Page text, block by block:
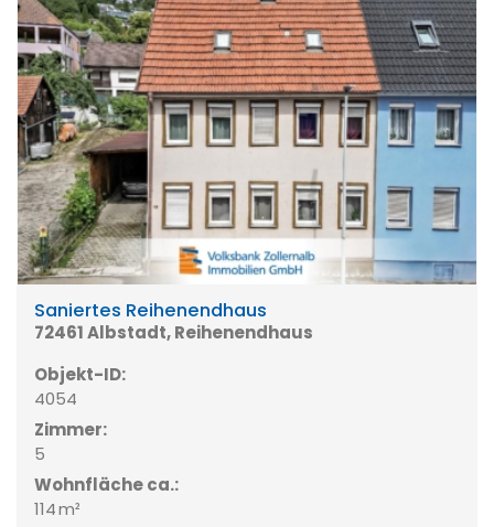
Saniertes Reihenendhaus
72461 Albstadt, Reihenendhaus
Objekt-ID:
4054
Zimmer:
5
Wohnfläche ca.:
114 m²